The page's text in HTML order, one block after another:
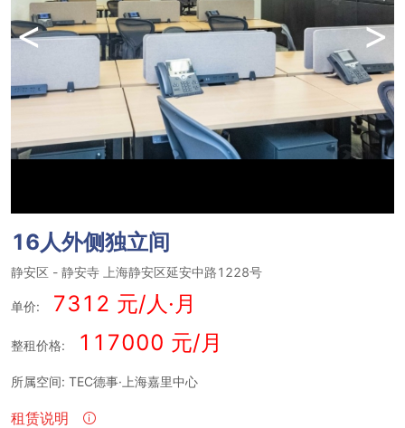
< >
16人外侧独立间
静安区 - 静安寺上海静安区延安中路1228号
单价: 7312 元/人·月
整租价格: 117000 元/月
所属空间: TEC德事·上海嘉里中心
租赁说明